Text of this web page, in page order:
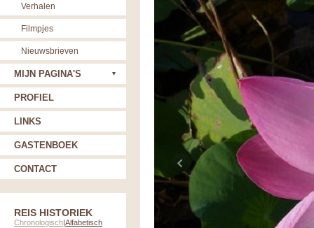
Verhalen
Filmpjes
Nieuwsbrieven
MIJN PAGINA'S
PROFIEL
LINKS
GASTENBOEK
CONTACT
REIS HISTORIEK
Chronologisch|Alfabetisch